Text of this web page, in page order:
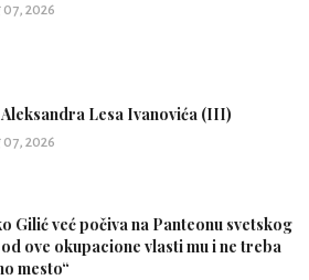
07, 2026
Lesa Ivanovića (III)
07, 2026
Gilić već počiva na Panteonu svetskog
ove okupacione vlasti mu i ne treba
mesto“